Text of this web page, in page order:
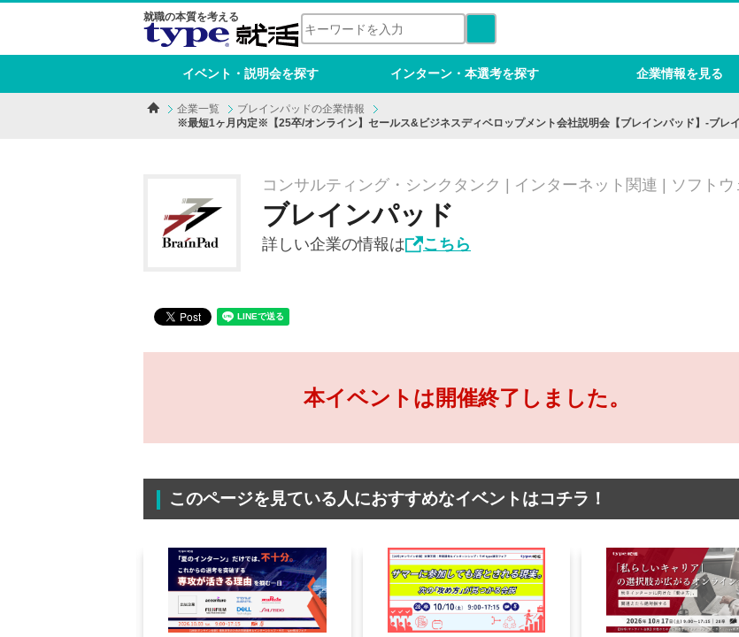
就職の本質を考える
イベント・説明会を探す インターン・本選考を探す 企業情報を見る
企業一覧
ブレインパッドの企業情報
※最短1ヶ月内定※【25卒/オンライン】セールス&ビジネスディベロップメント会社説明会【ブレインパッド】-ブレ
コンサルティング・シンクタンク | インターネット関連 | ソフトウ
情報処理 | AI/ビッグデータ/コンサルティング/IT/Web
ブレインパッド
詳しい企業の情報は こちら
本イベントは開催終了しました。
このページを見ている人におすすめなイベントはコチラ！